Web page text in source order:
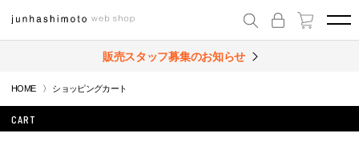
販売スタッフ募集のお知らせ
HOME ショッピングカート
CART